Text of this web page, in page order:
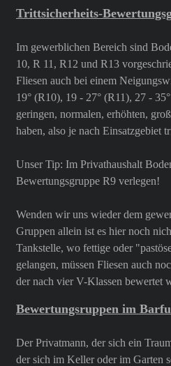
Trittsicherheits-
Im gewerblichen Bereich sind
10, R 11, R12 und R13
Fliesen auch bei einem
19° (R10), 19 - 27° (R11), 27 -
geringen, normalen, erhöhten,
haben, also je nach Einsatzgebiet
Unser Tip: Im Privathaushalt
Bewertungsgruppe R9 verlegen!
Wenden wir uns wieder dem
Gruppen allein ist es hier noch
Tankstelle, wo fettige oder
gelangen, müssen Fliesen auch
der nach vier V-Klassen bewertet
Bewertungsruppen im
Der Privatmann, der sich ein
der sich im Keller oder im Garten